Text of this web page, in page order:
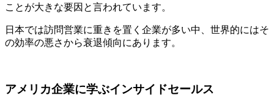
ことが大きな要因と言われています。
日本では訪問営業に重きを置く企業が多い中、世界的にはそ
の効率の悪さから衰退傾向にあります。
アメリカ企業に学ぶインサイドセールス